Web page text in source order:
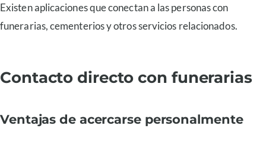
Existen aplicaciones que conectan a las personas con
funerarias, cementerios y otros servicios relacionados.
Contacto directo con funerarias
Ventajas de acercarse personalmente